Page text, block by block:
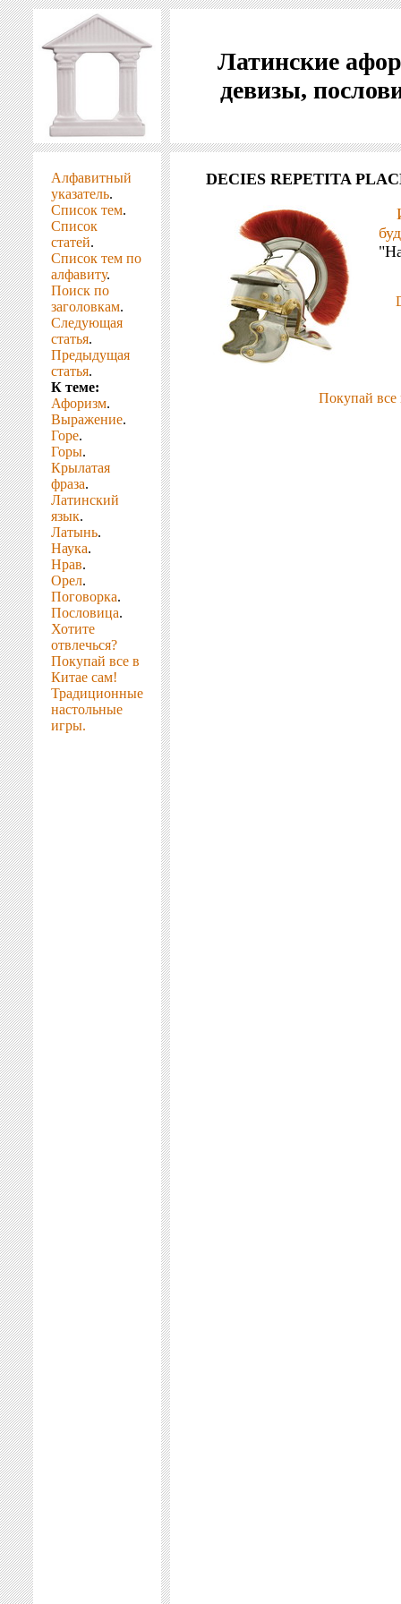
Латинские
девизы,
Алфавитный
указатель.
Список тем.
Список
статей.
Список тем по
алфавиту.
Поиск по
заголовкам.
Следующая
статья.
Предыдущая
статья.
К теме:
Афоризм.
Выражение.
Горе.
Горы.
Крылатая
фраза.
Латинский
язык.
Латынь.
Наука.
Нрав.
Орел.
Поговорка.
Пословица.
Хотите
отвлечься?
Покупай все в
Китае сам!
Традиционные
настольные
игры.
DECIES REPETITA
Покупай все